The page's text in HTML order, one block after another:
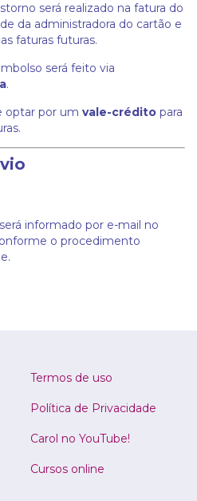
será realizado na fatura do
da administradora do cartão e
faturas futuras.
será feito via
.
optar por um vale-crédito para
informado por e-mail no
o procedimento
Termos de uso
Política de Privacidade
Carol no YouTube!
Cursos online